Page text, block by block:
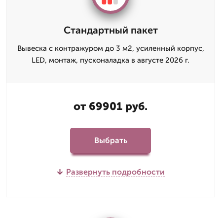
Стандартный пакет
Вывеска с контражуром до 3 м2, усиленный корпус,
LED, монтаж, пусконаладка в августе 2026 г.
от 69901 руб.
Выбрать
Развернуть подробности